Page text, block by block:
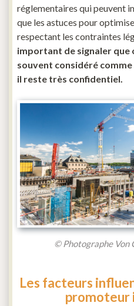
réglementaires qui peuvent
que les astuces pour
respectant les contraintes
important de signaler que
souvent considéré
il reste très confidentiel.
© Photographe Von
Les facteurs